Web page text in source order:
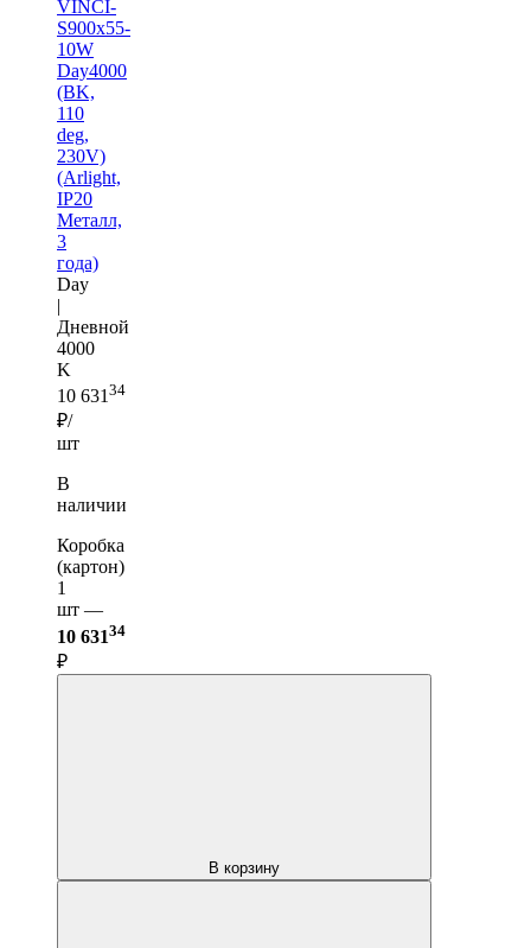
VINCI-
S900x55-
10W
Day4000
(BK,
110
deg,
230V)
(Arlight,
IP20
Металл,
3
года)
Day
|
Дневной
4000
K
10 631 34
₽/
шт
В
наличии
Коробка
(картон)
1
шт —
10 63134
₽
В корзину